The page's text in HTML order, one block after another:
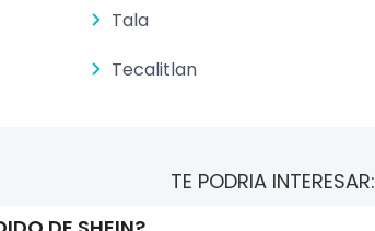
Tala
Tecalitlan
TE PODRIA INTERESAR: